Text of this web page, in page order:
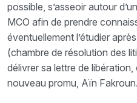
possible, s’asseoir autour
MCO afin de prendre
éventuellement l’étudier
(chambre de résolution des
délivrer sa lettre de
nouveau promu, Aïn Fakroun.